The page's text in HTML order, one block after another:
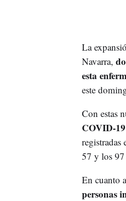
La
Navarra,
esta
este
Con estas
COVID-
registradas
57 y los 97
En cuanto
personas